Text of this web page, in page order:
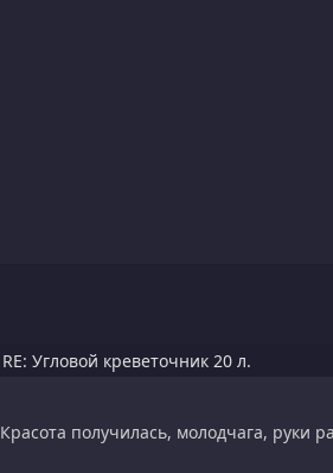
RE: Угловой креветочник 20 л.
Красота получилась, молодчага, руки